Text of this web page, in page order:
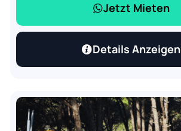
Jetzt Mieten
Details Anzeigen